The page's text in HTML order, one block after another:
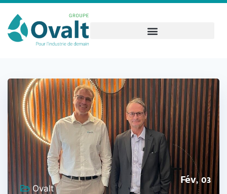
Ovalt Fév, 03